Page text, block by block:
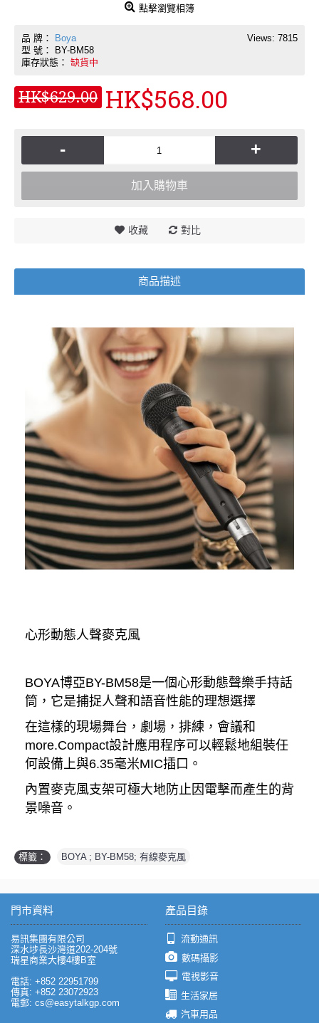
點擊瀏覽相簿
Views: 7815
品 牌：
Boya
型 號：
BY-BM58
庫存狀態： 缺貨中
HK$629.00 HK$568.00
- +
加入購物車
收藏 對比
商品描述
心形動態人聲麥克風
BOYA博亞BY-BM58是一個心形動態聲樂手持話
筒，它是捕捉人聲和語音性能的理想選擇
在這樣的現場舞台，劇場，排練，會議和
more.Compact設計應用程序可以輕鬆地組裝任
何設備上與6.35毫米MIC插口。
內置麥克風支架可極大地防止因電擊而產生的背
景噪音。
標籤： BOYA ; BY-BM58; 有線麥克風
門市資料
易訊集團有限公司
深水埗長沙灣道202-204號
瑞星商業大樓4樓B室
電話: +852 22951799
傳真: +852 23072923
電郵: cs@easytalkgp.com
產品目錄
流動通訊
數碼攝影
電視影音
生活家居
汽車用品